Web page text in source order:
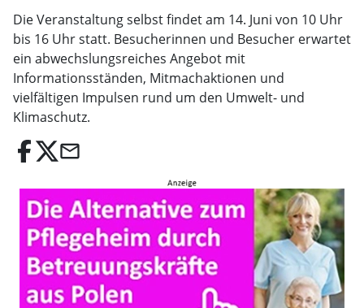
Die Veranstaltung selbst findet am 14. Juni von 10 Uhr
bis 16 Uhr statt. Besucherinnen und Besucher erwartet
ein abwechslungsreiches Angebot mit
Informationsständen, Mitmachaktionen und
vielfältigen Impulsen rund um den Umwelt- und
Klimaschutz.
email